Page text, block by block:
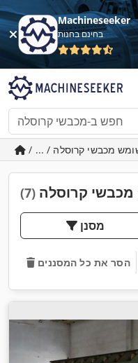
Machineseeker
בחינם בחנות
קרוסלה (7)
מסנן
הסר את כל המסננים